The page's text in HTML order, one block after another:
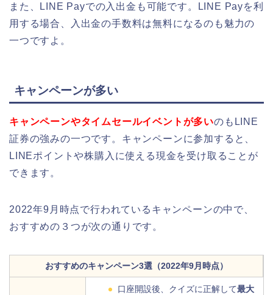
また、LINE Payでの入出金も可能です。LINE Payを利
用する場合、入出金の手数料は無料になるのも魅力の
一つですよ。
キャンペーンが多い
キャンペーンやタイムセールイベントが多いのもLINE
証券の強みの一つです。キャンペーンに参加すると、
LINEポイントや株購入に使える現金を受け取ることが
できます。
2022年9月時点で行われているキャンペーンの中で、
おすすめの３つが次の通りです。
おすすめのキャンペーン3選（2022年9月時点）
口座開設後、クイズに正解して最大